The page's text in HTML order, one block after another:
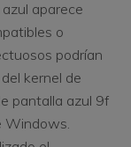
aparece
o
podrían
kernel de
pantalla azul 9f
Windows.